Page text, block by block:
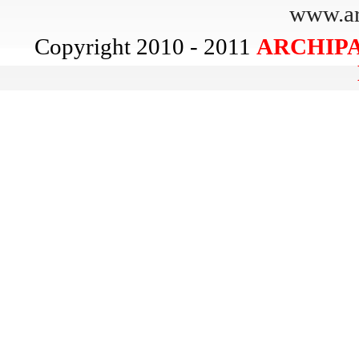
Copyright 2010 - 2011